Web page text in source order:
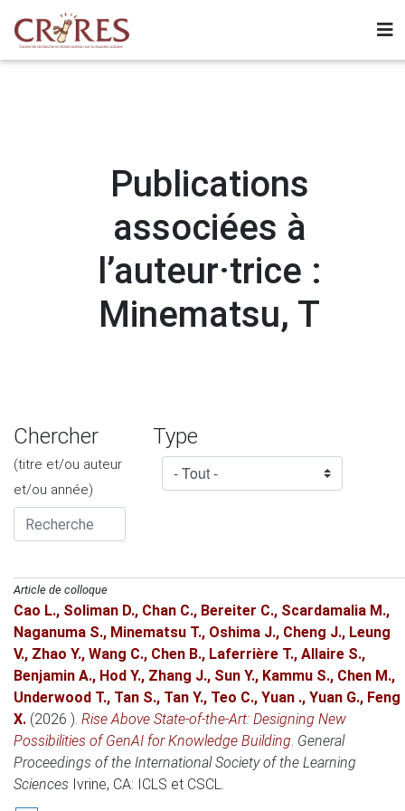
Publications
associées à
l’auteur·trice :
Minematsu, T
Chercher
(titre et/ou auteur
et/ou année)
Type
Article de colloque
Cao L., Soliman D., Chan C., Bereiter C., Scardamalia M.,
Naganuma S., Minematsu T., Oshima J., Cheng J., Leung
V., Zhao Y., Wang C., Chen B., Laferrière T., Allaire S.,
Benjamin A., Hod Y., Zhang J., Sun Y., Kammu S., Chen M.,
Underwood T., Tan S., Tan Y., Teo C., Yuan ., Yuan G., Feng
X. (2026 ). Rise Above State-of-the-Art: Designing New
Possibilities of GenAI for Knowledge Building. General
Proceedings of the International Society of the Learning
Sciences Ivrine, CA: ICLS et CSCL.